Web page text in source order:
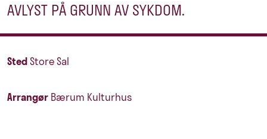
AVLYST PÅ GRUNN AV SYKDOM.
StedStore Sal
Arrangør Bærum Kulturhus